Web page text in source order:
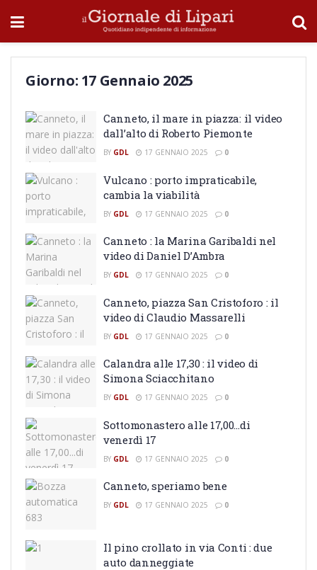
Giorno: 17 Gennaio 2025
Canneto, il mare in piazza: il video
dall’alto di Roberto Piemonte
BY GDL 17 GENNAIO 2025 0
Vulcano : porto impraticabile,
cambia la viabilità
BY GDL 17 GENNAIO 2025 0
Canneto : la Marina Garibaldi nel
video di Daniel D’Ambra
BY GDL 17 GENNAIO 2025 0
Canneto, piazza San Cristoforo : il
video di Claudio Massarelli
BY GDL 17 GENNAIO 2025 0
Calandra alle 17,30 : il video di
Simona Sciacchitano
BY GDL 17 GENNAIO 2025 0
Sottomonastero alle 17,00…di
venerdì 17
BY GDL 17 GENNAIO 2025 0
Canneto, speriamo bene
BY GDL 17 GENNAIO 2025 0
Il pino crollato in via Conti : due
auto danneggiate